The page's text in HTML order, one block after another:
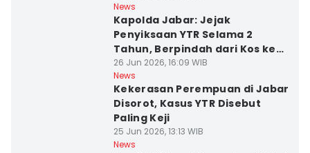
News
Kapolda Jabar: Jejak
Penyiksaan YTR Selama 2
Tahun, Berpindah dari Kos ke
Kos
26 Jun 2026, 16:09 WIB
News
Kekerasan Perempuan di Jabar
Disorot, Kasus YTR Disebut
Paling Keji
25 Jun 2026, 13:13 WIB
News